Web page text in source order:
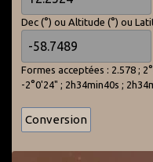
Dec (°) ou Altitude (°) ou
Formes acceptées : 2.578 ;
-2°0'24" ; 2h34min40s ;